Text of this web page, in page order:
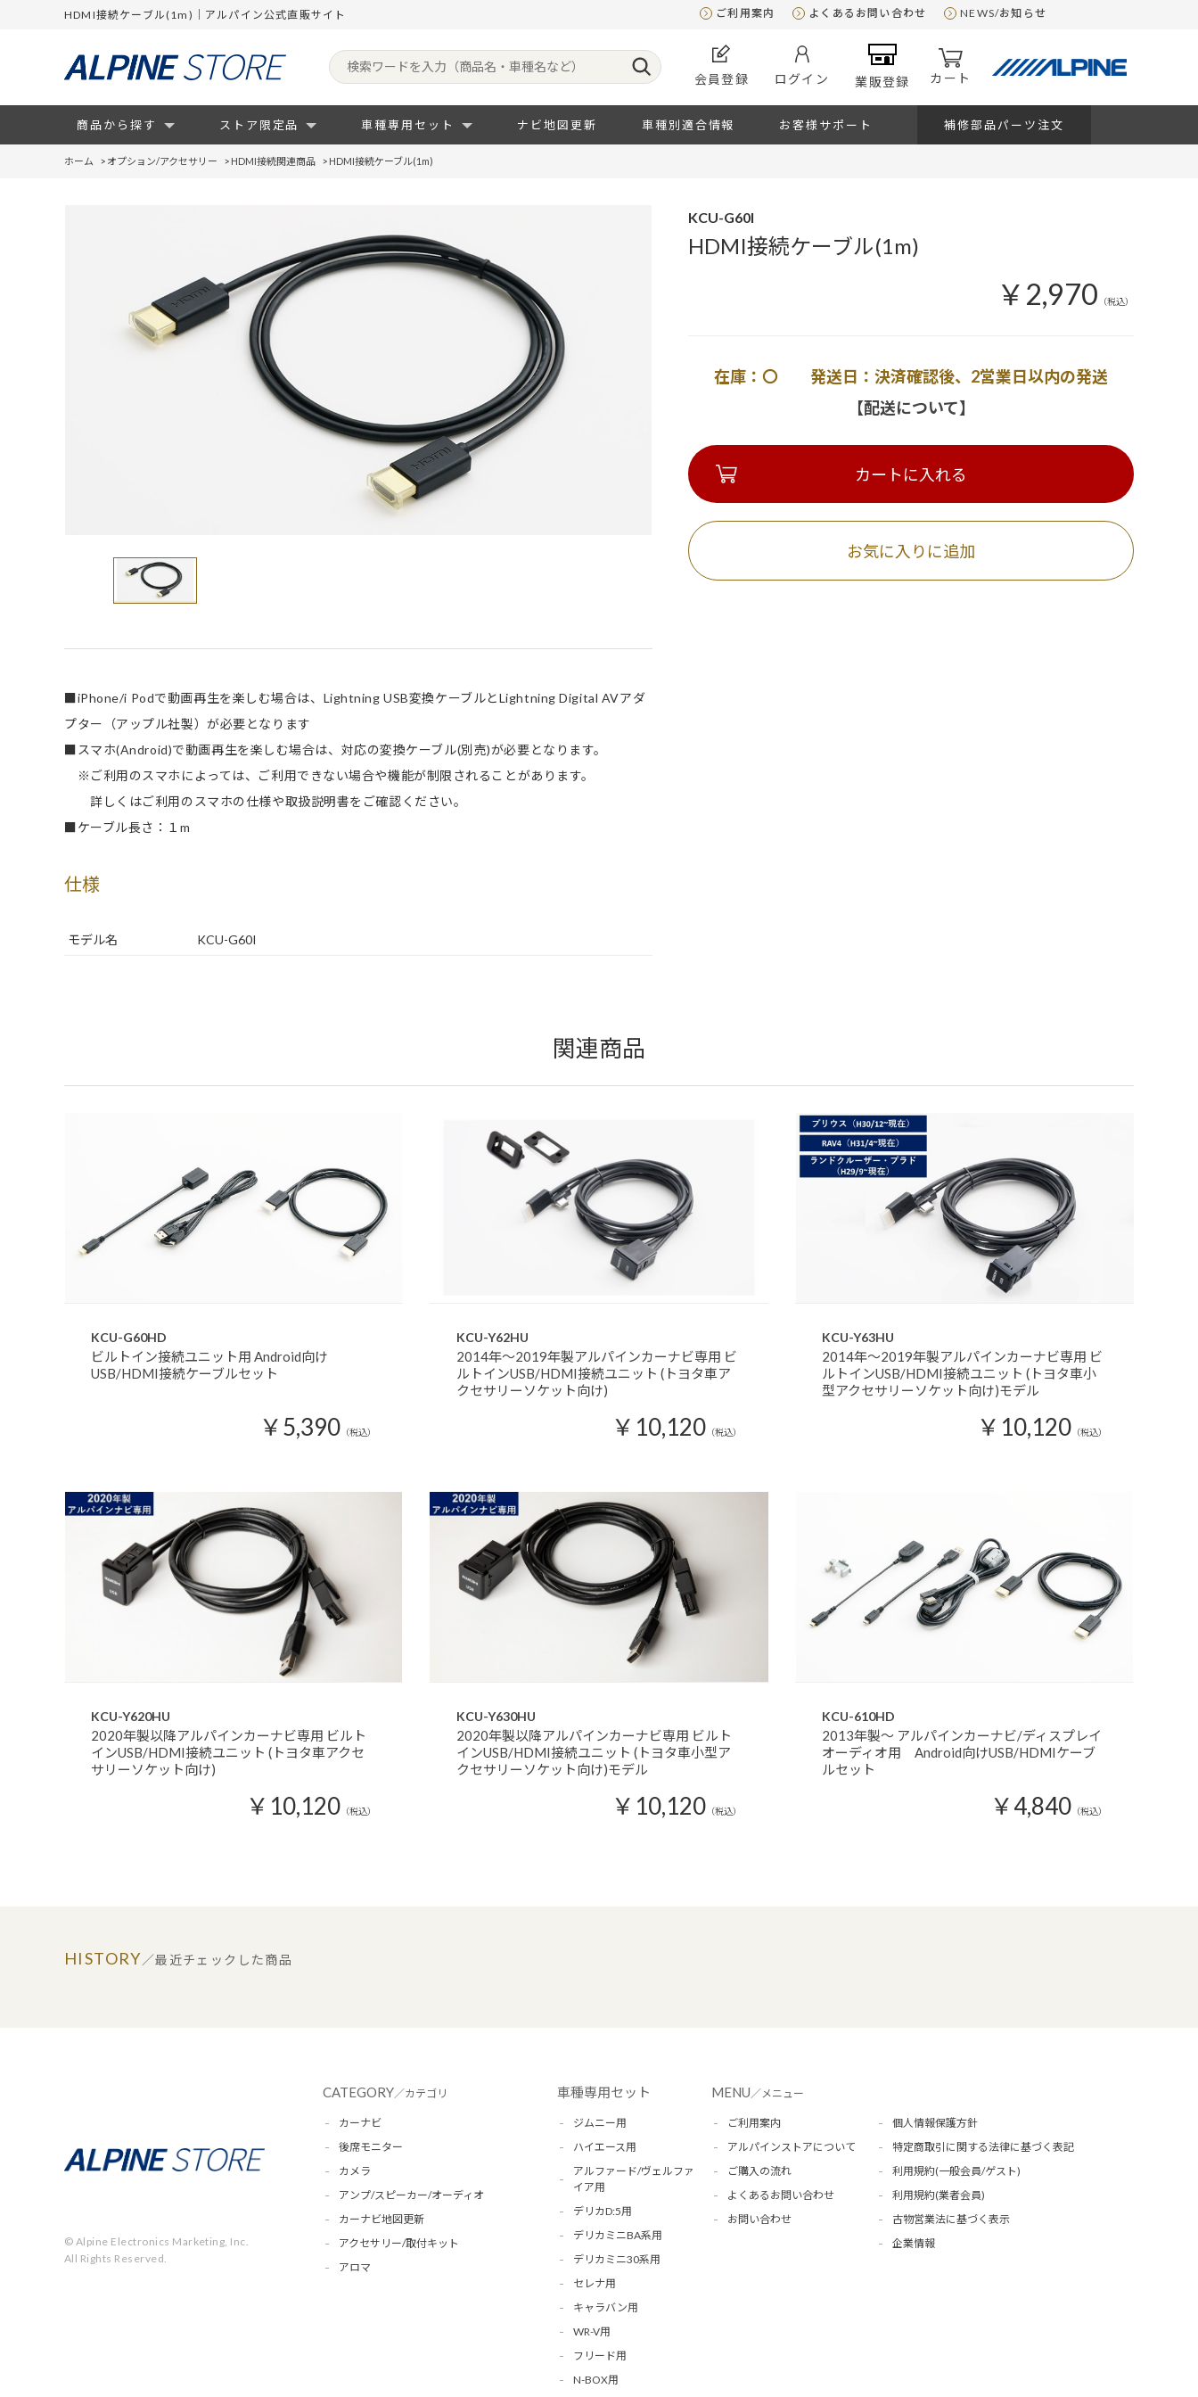
HDMI接続ケーブル(1m)｜アルパイン公式直販サイト ご利用案内 よくあるお問い合わせ NEWS/お知らせ
会員登録 ログイン 業販登録 カート
商品から探す ストア限定品 車種専用セット ナビ地図更新 車種別適合情報 お客様サポート 補修部品パーツ注文
ホーム > オプション/アクセサリー > HDMI接続関連商品 > HDMI接続ケーブル(1m)
■iPhone/i Podで動画再生を楽しむ場合は、Lightning USB変換ケーブルとLightning Digital AVアダ
プター（アップル社製）が必要となります
■スマホ(Android)で動画再生を楽しむ場合は、対応の変換ケーブル(別売)が必要となります。
※ご利用のスマホによっては、ご利用できない場合や機能が制限されることがあります。
詳しくはご利用のスマホの仕様や取扱説明書をご確認ください。
■ケーブル長さ：１m
仕様
モデル名 KCU-G60I
KCU-G60I
HDMI接続ケーブル(1m)
￥2,970 （税込）
在庫：〇 発送日：決済確認後、2営業日以内の発送
【配送について】
カートに入れる
お気に入りに追加
関連商品
KCU-G60HD
ビルトイン接続ユニット用 Android向け
USB/HDMI接続ケーブルセット
￥5,390 （税込）
KCU-Y62HU
2014年～2019年製アルパインカーナビ専用 ビ
ルトインUSB/HDMI接続ユニット (トヨタ車ア
クセサリーソケット向け)
￥10,120 （税込）
KCU-Y63HU
2014年～2019年製アルパインカーナビ専用 ビ
ルトインUSB/HDMI接続ユニット (トヨタ車小
型アクセサリーソケット向け)モデル
￥10,120 （税込）
KCU-Y620HU
2020年製以降アルパインカーナビ専用 ビルト
インUSB/HDMI接続ユニット (トヨタ車アクセ
サリーソケット向け)
￥10,120 （税込）
KCU-Y630HU
2020年製以降アルパインカーナビ専用 ビルト
インUSB/HDMI接続ユニット (トヨタ車小型ア
クセサリーソケット向け)モデル
￥10,120 （税込）
KCU-610HD
2013年製～ アルパインカーナビ/ディスプレイ
オーディオ用 Android向けUSB/HDMIケーブ
ルセット
￥4,840 （税込）
HISTORY／最近チェックした商品
© Alpine Electronics Marketing, Inc.
All Rights Reserved.
CATEGORY／カテゴリ
カーナビ
後席モニター
カメラ
アンプ/スピーカー/オーディオ
カーナビ地図更新
アクセサリー/取付キット
アロマ
車種専用セット
ジムニー用
ハイエース用
アルファード/ヴェルファ
イア用
デリカD:5用
デリカミニBA系用
デリカミニ30系用
セレナ用
キャラバン用
WR-V用
フリード用
N-BOX用
MENU／メニュー
ご利用案内
アルパインストアについて
ご購入の流れ
よくあるお問い合わせ
お問い合わせ
個人情報保護方針
特定商取引に関する法律に基づく表記
利用規約(一般会員/ゲスト)
利用規約(業者会員)
古物営業法に基づく表示
企業情報